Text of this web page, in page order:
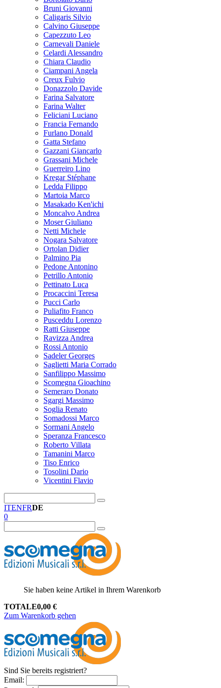
Bruni Giovanni
Caligaris Silvio
Calvino Giuseppe
Capezzuto Leo
Carnevali Daniele
Celardi Alessandro
Chiara Claudio
Ciampani Angela
Creux Fulvio
Donazzolo Davide
Farina Salvatore
Farina Walter
Feliciani Luciano
Francia Fernando
Furlano Donald
Gatta Stefano
Gazzani Giancarlo
Grassani Michele
Guerreiro Lino
Kregar Stéphane
Ledda Filippo
Martoia Marco
Masakado Ken'ichi
Moncalvo Andrea
Moser Giuliano
Netti Michele
Nogara Salvatore
Ortolan Didier
Palmino Pia
Pedone Antonino
Petrillo Antonio
Pettinato Luca
Procaccini Teresa
Pucci Carlo
Puliafito Franco
Pusceddu Lorenzo
Ratti Giuseppe
Ravizza Andrea
Rossi Antonio
Sadeler Georges
Saglietti Maria Corrado
Sanfilippo Massimo
Scomegna Gioachino
Semeraro Donato
Sgargi Massimo
Soglia Renato
Somadossi Marco
Sormani Angelo
Speranza Francesco
Roberto Villata
Tamanini Marco
Tiso Enrico
Tosolini Dario
Vicentini Flavio
ITENFRDE
0
Sie haben keine Artikel in Ihrem Warenkorb
TOTALE0,00 €
Zum Warenkorb gehen
Sind Sie bereits registriert?
Email: